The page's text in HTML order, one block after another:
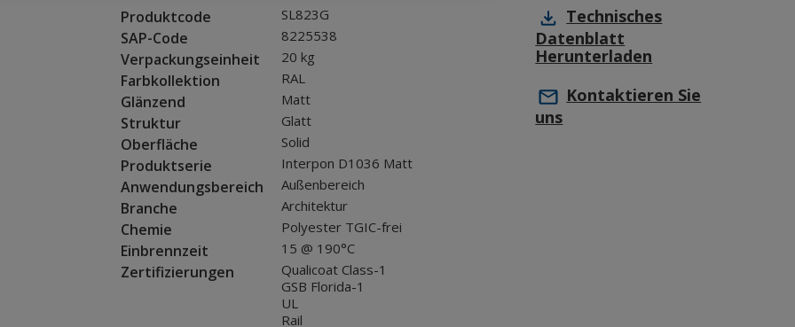
Produktcode SL823G
SAP-Code 8225538
Verpackungseinheit 20 kg
Farbkollektion RAL
Glänzend Matt
Struktur Glatt
Oberfläche Solid
Produktserie Interpon D1036 Matt
Anwendungsbereich Außenbereich
Branche Architektur
Chemie Polyester TGIC-frei
Einbrennzeit 15 @ 190°C
Zertifizierungen
Qualicoat Class-1
GSB Florida-1
UL
Rail
Technisches
Datenblatt
Herunterladen
Kontaktieren Sie
uns